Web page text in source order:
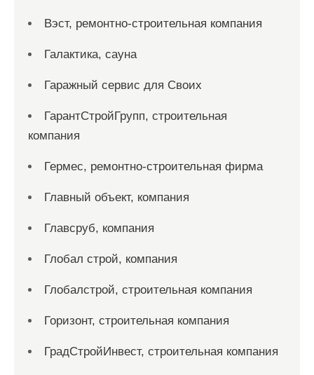
Вэст, ремонтно-строительная компания
Галактика, сауна
Гаражный сервис для Своих
ГарантСтройГрупп, строительная
компания
Гермес, ремонтно-строительная фирма
Главный объект, компания
Главсруб, компания
Глобал строй, компания
Глобалстрой, строительная компания
Горизонт, строительная компания
ГрадСтройИнвест, строительная компания